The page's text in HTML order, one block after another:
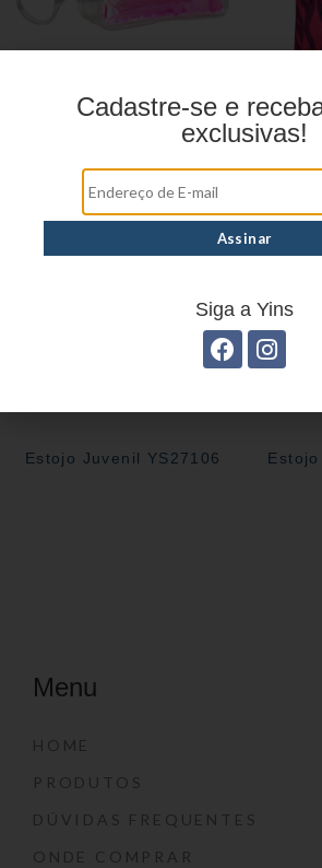
Estojo Juvenil YS27103
Estojo Juvenil YS27106
Menu
HOME
PRODUTOS
DÚVIDAS FREQUENTES
ONDE COMPRAR
Cadastre-se e
exclusivas!
Siga a Yins